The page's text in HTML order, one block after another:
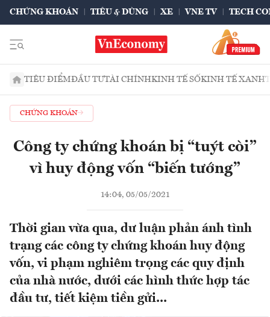
CHỨNG KHOÁN TIÊU & DÙNG XE VNE TV TECH
TIÊU ĐIỂMĐẦU TƯTÀI CHÍNHKINH TẾ SỐKINH TẾ XANH
CHỨNG KHOÁN
Công ty chứng khoán bị “tuýt còi”
vì huy động vốn “biến tướng”
14:04, 05/05/2021
Thời gian vừa qua, dư luận phản ánh tình
trạng các công ty chứng khoán huy động
vốn, vi phạm nghiêm trọng các quy định
của nhà nước, dưới các hình thức hợp tác
đầu tư, tiết kiệm tiền gửi...